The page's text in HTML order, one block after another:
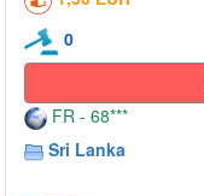
0
FR - 68***
Sri Lanka